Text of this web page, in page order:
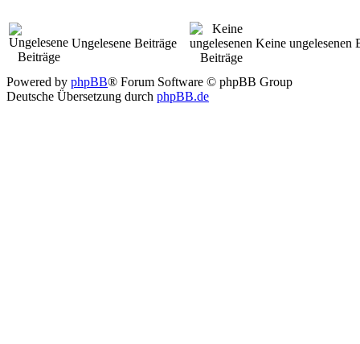
Ungelesene Beiträge Keine ungelesenen
Powered by phpBB® Forum Software © phpBB Group
Deutsche Übersetzung durch phpBB.de